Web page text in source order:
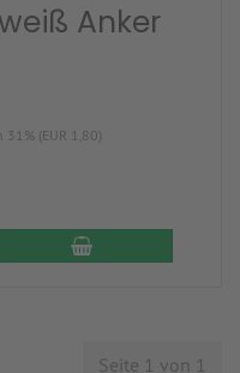
Anker
31% (EUR 1,80)
Seite 1 von 1